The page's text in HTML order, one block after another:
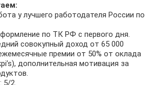
у лучшего работодателя России по
по ТК РФ с первого дня.
совокупный доход от 65 000
премии от 50% от оклада
дополнительная мотивация за
5/2.